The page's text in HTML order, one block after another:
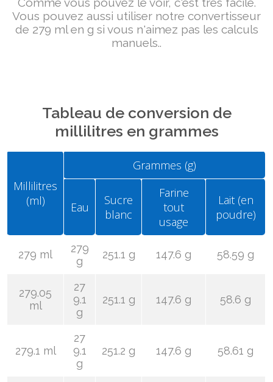
Vous pouvez aussi utiliser notre convertisseur
de 279 ml en g si vous n'aimez pas les calculs
manuels..
Tableau de conversion de
millilitres en grammes
Millilitres
(ml)
Grammes (g)
Eau
Sucre
blanc
Farine
tout
usage
Lait (en
poudre)
279 ml
279
g
251.1 g 147.6 g 58.59 g
279.05
ml
27
9.1
g
251.1 g 147.6 g 58.6 g
279.1 ml
27
9.1
g
251.2 g 147.6 g 58.61 g